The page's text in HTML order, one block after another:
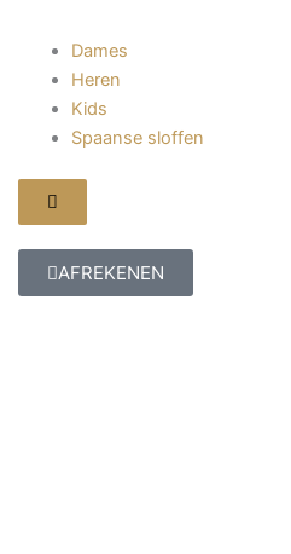
Dames
Heren
Kids
Spaanse sloffen
Hamburger
toggle
AFREKENEN